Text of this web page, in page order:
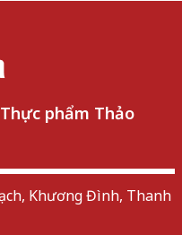
phẩm Thảo
Khương Đình, Thanh